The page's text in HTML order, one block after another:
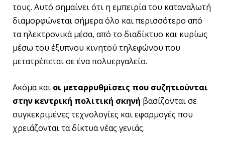
τους. Αυτό σημαίνει ότι η εμπειρία του καταναλωτή
διαμορφώνεται σήμερα όλο και περισσότερο από
τα ηλεκτρονικά μέσα, από το διαδίκτυο και κυρίως
μέσω του έξυπνου κινητού τηλεφώνου που
μετατρέπεται σε ένα πολυεργαλείο.
Ακόμα και οι μεταρρυθμίσεις που συζητιούνται
στην κεντρική πολιτική σκηνή βασίζονται σε
συγκεκριμένες τεχνολογίες και εφαρμογές που
χρειάζονται τα δίκτυα νέας γενιάς.